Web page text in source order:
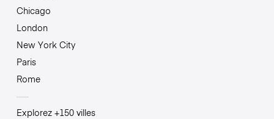
Chicago
London
New York City
Paris
Rome
Explorez +150 villes